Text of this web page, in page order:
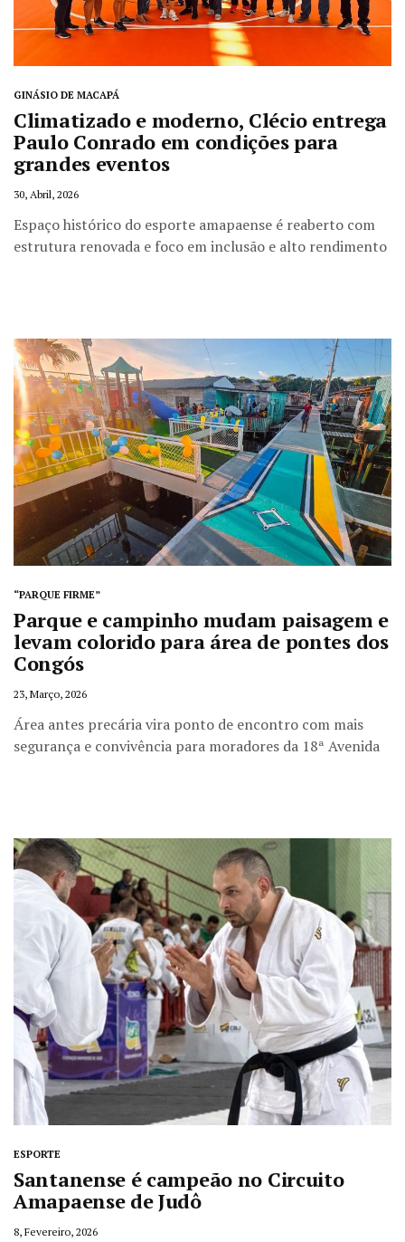
GINÁSIO DE MACAPÁ
Climatizado e moderno, Clécio entrega
Paulo Conrado em condições para
grandes eventos
30, Abril, 2026
Espaço histórico do esporte amapaense é reaberto com
estrutura renovada e foco em inclusão e alto rendimento
“PARQUE FIRME”
Parque e campinho mudam paisagem e
levam colorido para área de pontes dos
Congós
23, Março, 2026
Área antes precária vira ponto de encontro com mais
segurança e convivência para moradores da 18ª Avenida
ESPORTE
Santanense é campeão no Circuito
Amapaense de Judô
8, Fevereiro, 2026